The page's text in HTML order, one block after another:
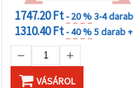
1747.20 Ft- 20 %3-4 darab
1310.40 Ft- 40 %5 darab +
VÁSÁROL